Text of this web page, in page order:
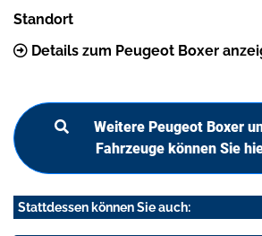
Standort
Details zum Peugeot Boxer
Weitere Peugeot Boxer
Fahrzeuge können Sie
Stattdessen können Sie auch: